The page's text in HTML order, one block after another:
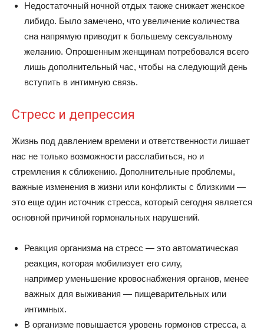
Недостаточный ночной отдых также снижает женское
либидо. Было замечено, что увеличение количества
сна напрямую приводит к большему сексуальному
желанию. Опрошенным женщинам потребовался всего
лишь дополнительный час, чтобы на следующий день
вступить в интимную связь.
Стресс и депрессия
Жизнь под давлением времени и ответственности лишает
нас не только возможности расслабиться, но и
стремления к сближению. Дополнительные проблемы,
важные изменения в жизни или конфликты с близкими —
это еще один источник стресса, который сегодня является
основной причиной гормональных нарушений.
Реакция организма на стресс — это автоматическая
реакция, которая мобилизует его силу,
например уменьшение кровоснабжения органов, менее
важных для выживания — пищеварительных или
интимных.
В организме повышается уровень гормонов стресса, а